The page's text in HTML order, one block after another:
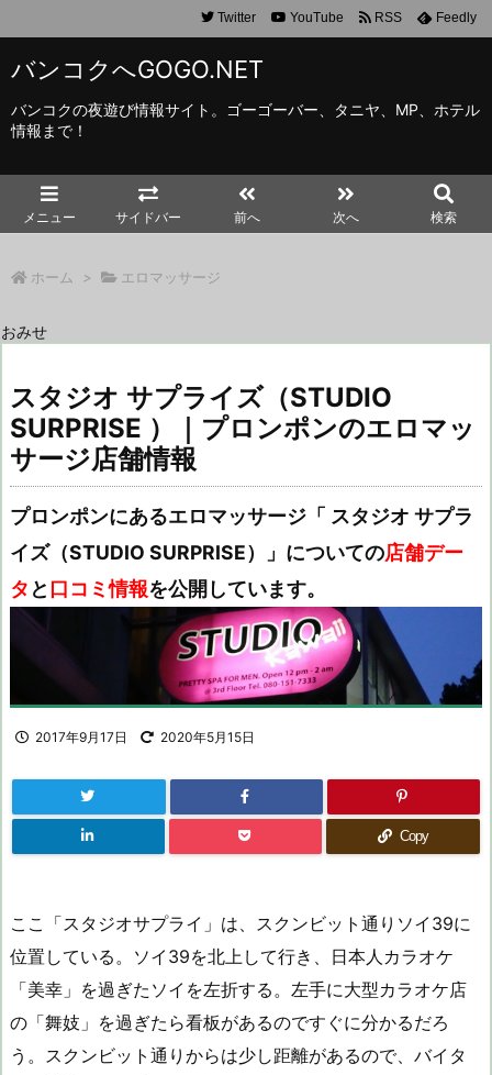
バンコクへGOGO.NET
バンコクの夜遊び情報サイト。ゴーゴーバー、タニヤ、MP、ホテル
情報まで！
メニュー サイドバー 前へ 次へ 検索
Twitter YouTube RSS Feedly
ホーム > エロマッサージ
おみせ
スタジオ サプライズ（STUDIO
SURPRISE ）｜プロンポンのエロマッ
サージ店舗情報
プロンポンにあるエロマッサージ「 スタジオ サプラ
イズ（STUDIO SURPRISE）」についての店舗デー
タ と 口コミ情報を公開しています。
2017年9月17日 2020年5月15日
Copy
ここ「スタジオサプライ」は、スクンビット通りソイ39に
位置している。ソイ39を北上して行き、日本人カラオケ
「美幸」を過ぎたソイを左折する。左手に大型カラオケ店
の「舞妓」を過ぎたら看板があるのですぐに分かるだろ
う。スクンビット通りからは少し距離があるので、バイタ